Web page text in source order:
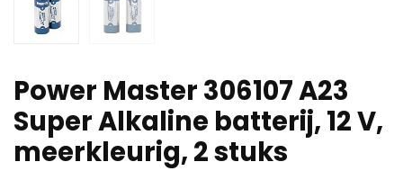
Power Master 306107 A23
Super Alkaline batterij, 12 V,
meerkleurig, 2 stuks